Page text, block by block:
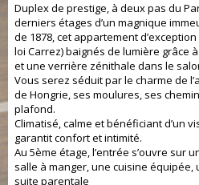
Duplex de prestige, à deux pas du
derniers étages d’un magnique
de 1878, cet appartement d’exception
loi Carrez) baignés de lumière grâce
et une verrière zénithale dans le
Vous serez séduit par le charme de
de Hongrie, ses moulures, ses
plafond.
Climatisé, calme et bénéficiant d’un
garantit confort et intimité.
Au 5ème étage, l’entrée s’ouvre sur
salle à manger, une cuisine
suite parentale